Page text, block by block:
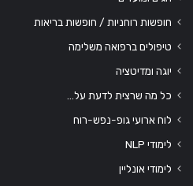
חופשות רוחניות / חופשות בריאות
טיפולים ברפואה משלימה
יוגה ומדיטציה
כל מה שרצית לדעת על…
לוח ארועי גופ-נפש-רוח
לימודי NLP
לימודי אונליין